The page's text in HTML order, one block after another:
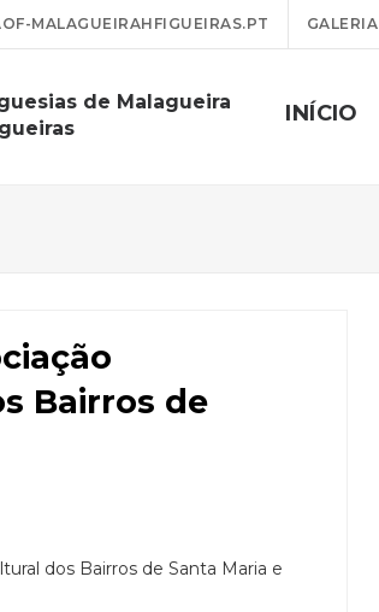
MALAGUEIRAHFIGUEIRAS.PT GALERIA
de Malagueira
INÍCIO
Bairros de